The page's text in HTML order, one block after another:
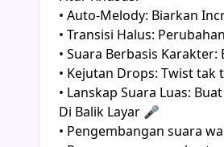
• Auto-Melody: Biarkan
• Transisi Halus:
• Suara Berbasis
• Kejutan Drops: Twist
• Lanskap Suara Luas:
Di Balik Layar 🎤
• Pengembangan suara